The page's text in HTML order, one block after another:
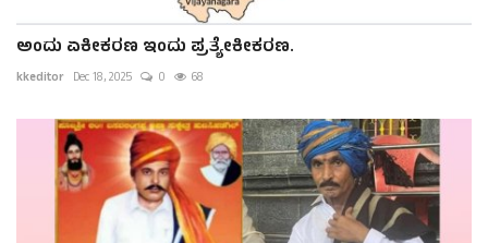
ಅಂದು ಏಕೀಕರಣ ಇಂದು ಪ್ರತ್ಯೇಕೀಕರಣ.
kkeditor Dec 18, 2025 0 68